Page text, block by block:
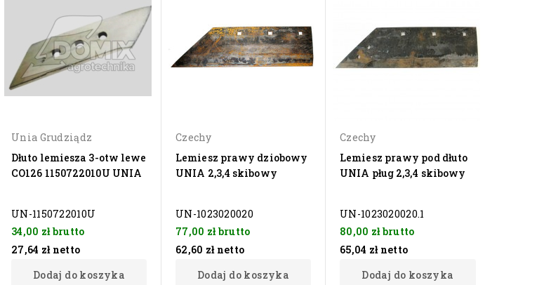
Unia Grudziądz
Dłuto lemiesza 3-otw lewe
CO126 1150722010U UNIA
UN-1150722010U
34,00 złbrutto
27,64 zł netto
Dodaj do koszyka
Czechy
Lemiesz prawy dziobowy
UNIA 2,3,4 skibowy
UN-1023020020
77,00 złbrutto
62,60 zł netto
Dodaj do koszyka
Czechy
Lemiesz prawy pod dłuto
UNIA pług 2,3,4 skibowy
UN-1023020020.1
80,00 złbrutto
65,04 zł netto
Dodaj do koszyka